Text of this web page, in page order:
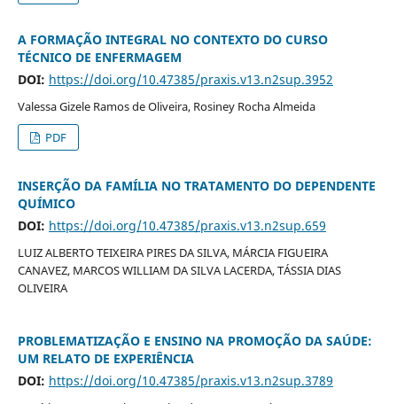
A FORMAÇÃO INTEGRAL NO CONTEXTO DO CURSO
TÉCNICO DE ENFERMAGEM
DOI: https://doi.org/10.47385/praxis.v13.n2sup.3952
Valessa Gizele Ramos de Oliveira, Rosiney Rocha Almeida
PDF
INSERÇÃO DA FAMÍLIA NO TRATAMENTO DO DEPENDENTE
QUÍMICO
DOI: https://doi.org/10.47385/praxis.v13.n2sup.659
LUIZ ALBERTO TEIXEIRA PIRES DA SILVA, MÁRCIA FIGUEIRA
CANAVEZ, MARCOS WILLIAM DA SILVA LACERDA, TÁSSIA DIAS
OLIVEIRA
PROBLEMATIZAÇÃO E ENSINO NA PROMOÇÃO DA SAÚDE:
UM RELATO DE EXPERIÊNCIA
DOI: https://doi.org/10.47385/praxis.v13.n2sup.3789